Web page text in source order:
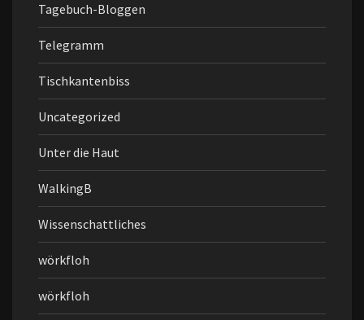
Tagebuch-Bloggen
Telegramm
Tischkantenbiss
Uncategorized
Unter die Haut
WalkingB
Wissenschattliches
wörkfloh
wörkfloh